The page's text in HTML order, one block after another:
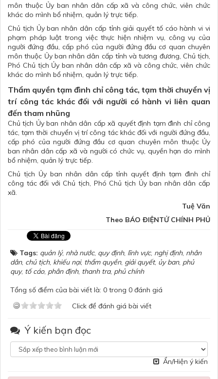
môn thuộc Ủy ban nhân dân cấp xã và công chức, viên chức
khác do mình bổ nhiệm, quản lý trực tiếp.
Chủ tịch Ủy ban nhân dân cấp tỉnh giải quyết tố cáo hành vi vi
phạm pháp luật trong việc thực hiện nhiệm vụ, công vụ của
người đứng đầu, cấp phó của người đứng đầu cơ quan chuyên
môn thuộc Ủy ban nhân dân cấp tỉnh và tương đương, Chủ tịch,
Phó Chủ tịch Ủy ban nhân dân cấp xã và công chức, viên chức
khác do mình bổ nhiệm, quản lý trực tiếp.
Thẩm quyền tạm đình chỉ công tác, tạm thời chuyển vị
trí công tác khác đối với người có hành vi liên quan
đến tham nhũng
Chủ tịch Ủy ban nhân dân cấp xã quyết định tạm đình chỉ công
tác, tạm thời chuyển vị trí công tác khác đối với người đứng đầu,
cấp phó của người đứng đầu cơ quan chuyên môn thuộc Ủy
ban nhân dân cấp xã và người có chức vụ, quyền hạn do mình
bổ nhiệm, quản lý trực tiếp.
Chủ tịch Ủy ban nhân dân cấp tỉnh quyết định tạm đình chỉ
công tác đối với Chủ tịch, Phó Chủ tịch Ủy ban nhân dân cấp
xã.
Tuệ Văn
Theo BÁO ĐIỆNTỬ CHÍNH PHỦ
Tags: quản lý, nhà nước, quy định, lĩnh vực, nghị định, nhân
dân, chủ tịch, khiếu nại, thẩm quyền, giải quyết, ủy ban, phủ
quy, tố cáo, phân định, thanh tra, phủ chính
Tổng số điểm của bài viết là: 0 trong 0 đánh giá
Click để đánh giá bài viết
Ý kiến bạn đọc
Ẩn/Hiện ý kiến